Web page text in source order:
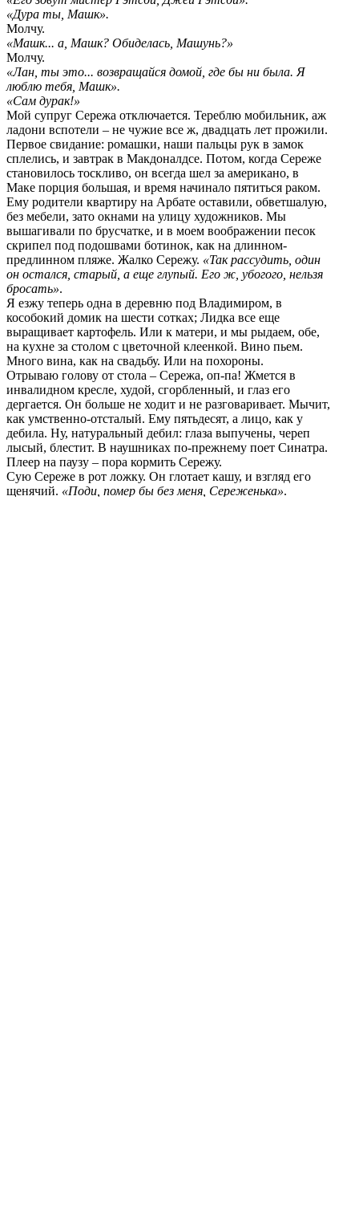
«Дура ты, Машк».
Молчу.
«Машк... а, Машк? Обиделась, Машунь?»
Молчу.
«Лан, ты это... возвращайся домой, где бы ни была. Я
люблю тебя, Машк».
«Сам дурак!»
Мой супруг Сережа отключается. Тереблю мобильник, аж
ладони вспотели – не чужие все ж, двадцать лет прожили.
Первое свидание: ромашки, наши пальцы рук в замок
сплелись, и завтрак в Макдоналдсе. Потом, когда Сереже
становилось тоскливо, он всегда шел за американо, в
Маке порция большая, и время начинало пятиться раком.
Ему родители квартиру на Арбате оставили, обветшалую,
без мебели, зато окнами на улицу художников. Мы
вышагивали по брусчатке, и в моем воображении песок
скрипел под подошвами ботинок, как на длинном-
предлинном пляже. Жалко Сережу. «Так рассудить, один
он остался, старый, а еще глупый. Его ж, убогого, нельзя
бросать».
Я езжу теперь одна в деревню под Владимиром, в
кособокий домик на шести сотках; Лидка все еще
выращивает картофель. Или к матери, и мы рыдаем, обе,
на кухне за столом с цветочной клеенкой. Вино пьем.
Много вина, как на свадьбу. Или на похороны.
Отрываю голову от стола – Сережа, оп-па! Жмется в
инвалидном кресле, худой, сгорбленный, и глаз его
дергается. Он больше не ходит и не разговаривает. Мычит,
как умственно-отсталый. Ему пятьдесят, а лицо, как у
дебила. Ну, натуральный дебил: глаза выпучены, череп
лысый, блестит. В наушниках по-прежнему поет Синатра.
Плеер на паузу – пора кормить Сережу.
Сую Сереже в рот ложку. Он глотает кашу, и взгляд его
щенячий. «Поди, помер бы без меня, Сереженька».